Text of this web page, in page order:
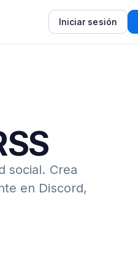
Iniciar sesión
social. Crea
en Discord,